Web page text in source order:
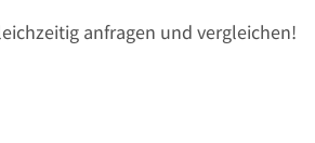
anfragen und vergleichen!